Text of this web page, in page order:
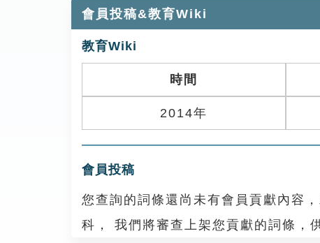
會員投稿&教育Wiki
教育Wiki
時間
2014年
會員投稿
您查詢的詞條還尚未有會員貢獻內容
科， 我們將審查上架您貢獻的詞條，